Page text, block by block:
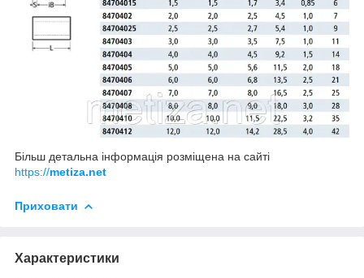
Більш детальна інформація розміщена на сайті
https://metiza.net
Приховати
Характеристики